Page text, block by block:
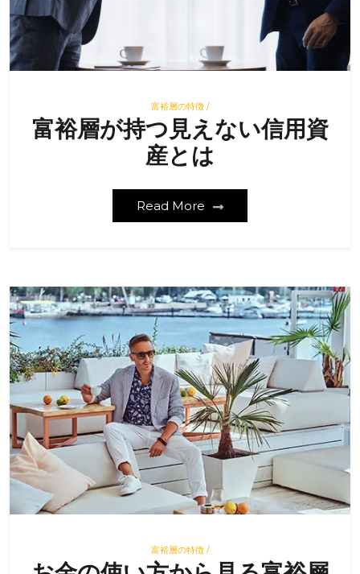
富裕層の特徴 /
富裕層が持つ見えない信用資
産とは
Read More
富裕層の特徴 /